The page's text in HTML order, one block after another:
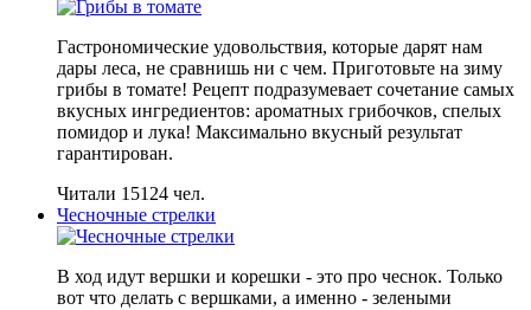
Гастрономические удовольствия, которые дарят нам
дары леса, не сравнишь ни с чем. Приготовьте на зиму
грибы в томате! Рецепт подразумевает сочетание самых
вкусных ингредиентов: ароматных грибочков, спелых
помидор и лука! Максимально вкусный результат
гарантирован.
Читали 15124 чел.
Чесночные стрелки
В ход идут вершки и корешки - это про чеснок. Только
вот что делать с вершками, а именно - зелеными